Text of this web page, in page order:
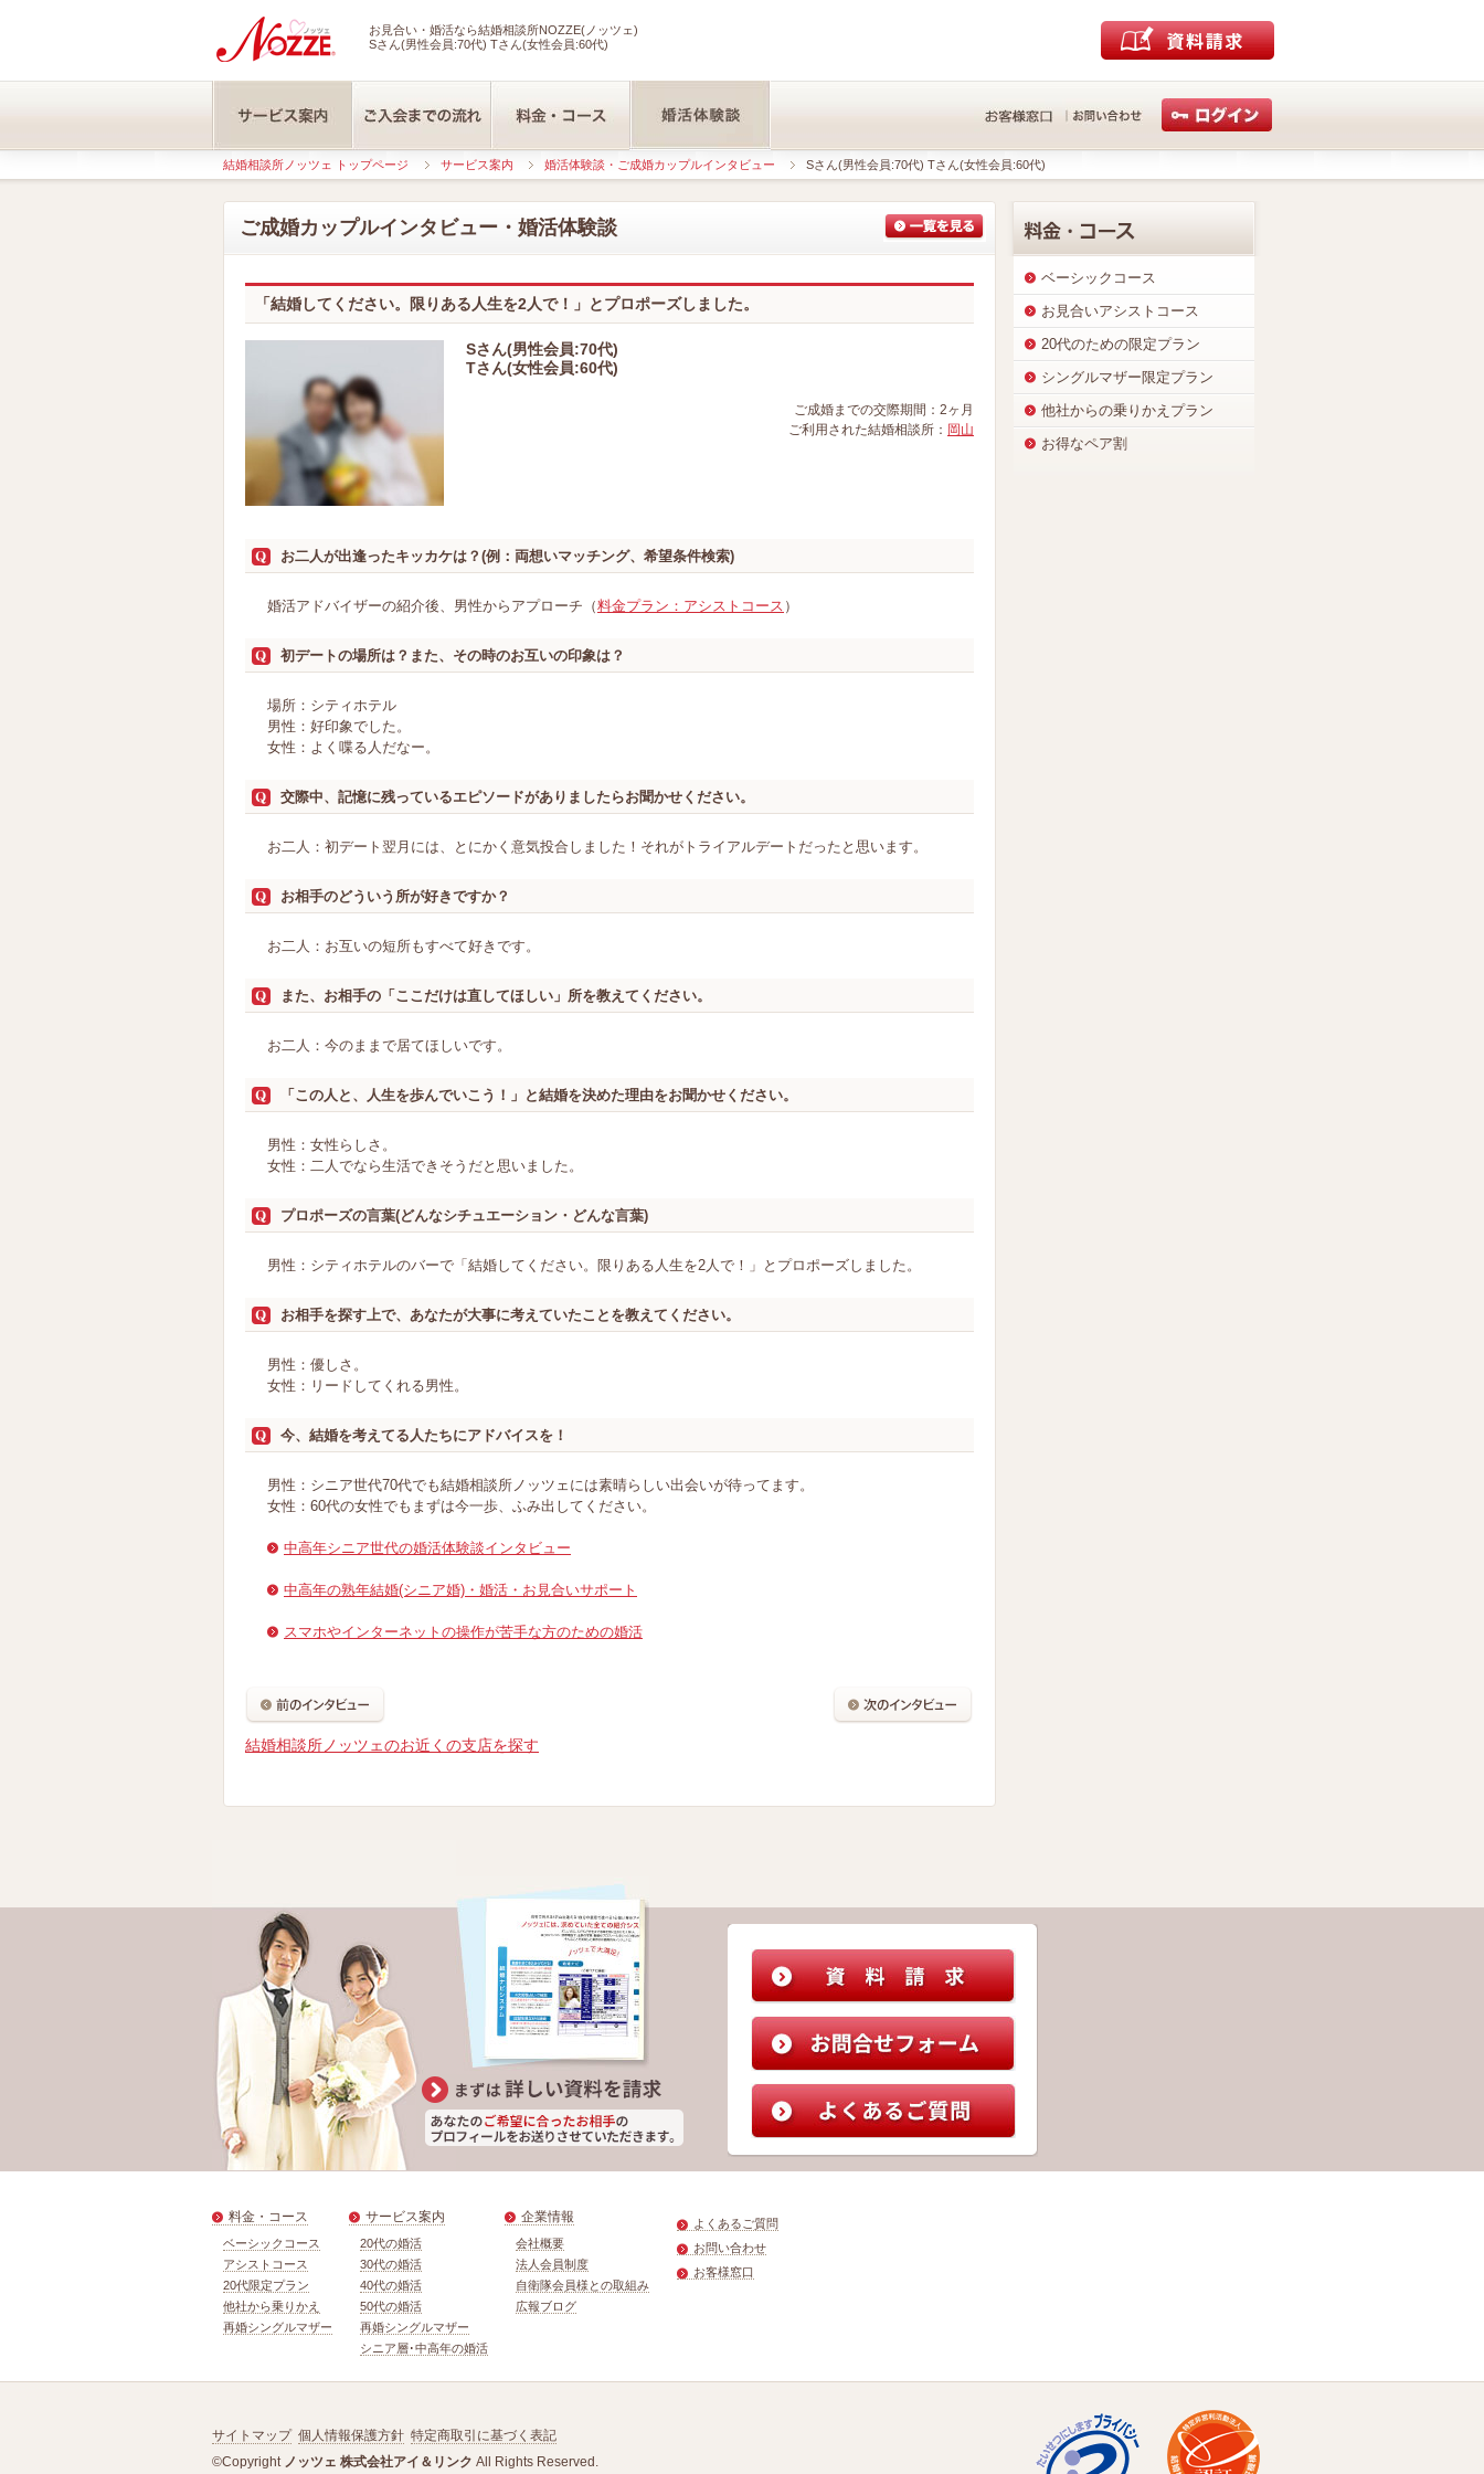
お見合い・婚活なら結婚相談所NOZZE(ノッツェ)
Sさん(男性会員:70代) Tさん(女性会員:60代)
結婚相談所ノッツェ トップページ サービス案内 婚活体験談・ご成婚カップルインタビュー Sさん(男性会員:70代) Tさん(女性会員:60代)
ご成婚カップルインタビュー・婚活体験談
「結婚してください。限りある人生を2人で！」とプロポーズしました。
Sさん(男性会員:70代)
Tさん(女性会員:60代)
ご成婚までの交際期間：2ヶ月
ご利用された結婚相談所： 岡山
お二人が出逢ったキッカケは？(例：両想いマッチング、希望条件検索)
婚活アドバイザーの紹介後、男性からアプローチ（料金プラン：アシストコース ）
初デートの場所は？また、その時のお互いの印象は？
場所：シティホテル
男性：好印象でした。
女性：よく喋る人だなー。
交際中、記憶に残っているエピソードがありましたらお聞かせください。
お二人：初デート翌月には、とにかく意気投合しました！それがトライアルデートだったと思います。
お相手のどういう所が好きですか？
お二人：お互いの短所もすべて好きです。
また、お相手の「ここだけは直してほしい」所を教えてください。
お二人：今のままで居てほしいです。
「この人と、人生を歩んでいこう！」と結婚を決めた理由をお聞かせください。
男性：女性らしさ。
女性：二人でなら生活できそうだと思いました。
プロポーズの言葉(どんなシチュエーション・どんな言葉)
男性：シティホテルのバーで「結婚してください。限りある人生を2人で！」とプロポーズしました。
お相手を探す上で、あなたが大事に考えていたことを教えてください。
男性：優しさ。
女性：リードしてくれる男性。
今、結婚を考えてる人たちにアドバイスを！
男性：シニア世代70代でも結婚相談所ノッツェには素晴らしい出会いが待ってます。
女性：60代の女性でもまずは今一歩、ふみ出してください。
中高年シニア世代の婚活体験談インタビュー
中高年の熟年結婚(シニア婚)・婚活・お見合いサポート
スマホやインターネットの操作が苦手な方のための婚活
結婚相談所ノッツェのお近くの支店を探す
ベーシックコース
お見合いアシストコース
20代のための限定プラン
シングルマザー限定プラン
他社からの乗りかえプラン
お得なペア割
料金・コース
ベーシックコース
アシストコース
20代限定プラン
他社から乗りかえ
再婚シングルマザー
サービス案内
20代の婚活
30代の婚活
40代の婚活
50代の婚活
再婚シングルマザー
シニア層･中高年の婚活
企業情報
会社概要
法人会員制度
自衛隊会員様との取組み
広報ブログ
よくあるご質問
お問い合わせ
お客様窓口
サイトマップ 個人情報保護方針 特定商取引に基づく表記
©Copyright ノッツェ 株式会社アイ＆リンク All Rights Reserved.